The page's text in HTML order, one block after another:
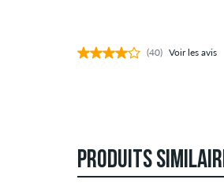
(40) Voir les avis
PRODUITS